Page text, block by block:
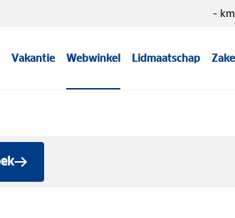
Vakantie Webwinkel Lidmaatschap
-